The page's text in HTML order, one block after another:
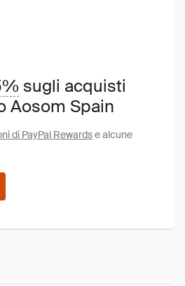
sugli acquisti
Aosom Spain
di PayPal Rewardse alcune